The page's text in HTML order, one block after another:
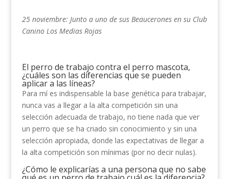
25 noviembre: Junto a uno de sus Beaucerones en su Club
Canino Los Medias Rojas
El perro de trabajo contra el perro mascota,
¿cuáles son las diferencias que se pueden
aplicar a las líneas?
Para mí es indispensable la base genética para trabajar,
nunca vas a llegar a la alta competición sin una
selección adecuada de trabajo, no tiene nada que ver
un perro que se ha criado sin conocimiento y sin una
selección apropiada, donde las expectativas de llegar a
la alta competición son mínimas (por no decir nulas).
¿Cómo le explicarías a una persona que no sabe